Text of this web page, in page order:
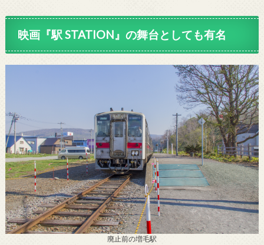
映画『駅 STATION』の舞台としても有名
廃止前の増毛駅